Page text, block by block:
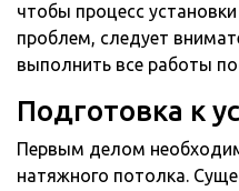
чтобы процесс
проблем, следует
выполнить все работы
Подготовка к
Первым делом
натяжного потолка.